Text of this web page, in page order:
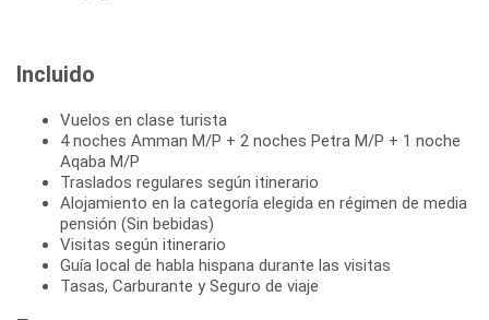
Incluido
Vuelos en clase turista
4 noches Amman M/P + 2 noches Petra M/P + 1 noche
Aqaba M/P
Traslados regulares según itinerario
Alojamiento en la categoría elegida en régimen de media
pensión (Sin bebidas)
Visitas según itinerario
Guía local de habla hispana durante las visitas
Tasas, Carburante y Seguro de viaje